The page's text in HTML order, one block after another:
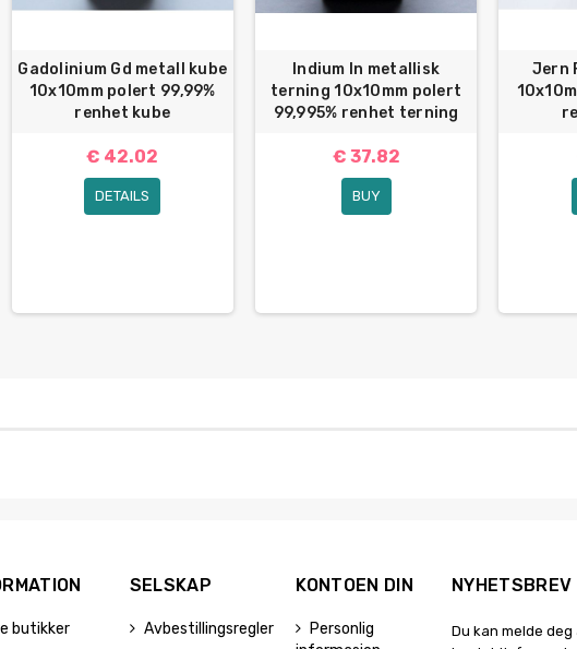
Gadolinium Gd metall kube
10x10mm polert 99,99%
renhet kube
€ 42.02
DETAILS
Indium In metallisk
terning 10x10mm polert
99,995% renhet terning
€ 37.82
BUY
Jern
butikker
SELSKAP
Avbestillingsregler
KONTOEN DIN
Personlig
NYHETSBREV
Du kan melde